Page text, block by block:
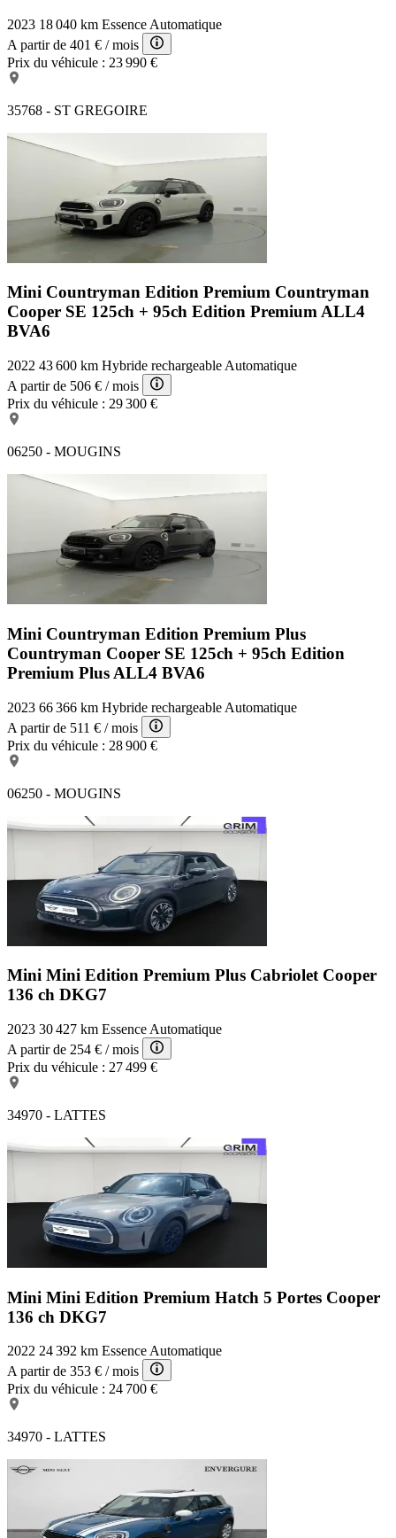
2023 18 040 km Essence Automatique
A partir de 401 € / mois
Prix du véhicule : 23 990 €
35768 - ST GREGOIRE
Mini Countryman Edition Premium Countryman
Cooper SE 125ch + 95ch Edition Premium ALL4
BVA6
2022 43 600 km Hybride rechargeable Automatique
A partir de 506 € / mois
Prix du véhicule : 29 300 €
06250 - MOUGINS
Mini Countryman Edition Premium Plus
Countryman Cooper SE 125ch + 95ch Edition
Premium Plus ALL4 BVA6
2023 66 366 km Hybride rechargeable Automatique
A partir de 511 € / mois
Prix du véhicule : 28 900 €
06250 - MOUGINS
Mini Mini Edition Premium Plus Cabriolet Cooper
136 ch DKG7
2023 30 427 km Essence Automatique
A partir de 254 € / mois
Prix du véhicule : 27 499 €
34970 - LATTES
Mini Mini Edition Premium Hatch 5 Portes Cooper
136 ch DKG7
2022 24 392 km Essence Automatique
A partir de 353 € / mois
Prix du véhicule : 24 700 €
34970 - LATTES